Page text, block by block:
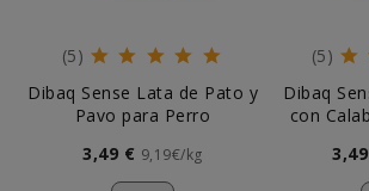
(5)
Dibaq Sense Lata de Pato y
Pavo para Perro
3,49 € 9,19€/kg
(5)
Dibaq
con